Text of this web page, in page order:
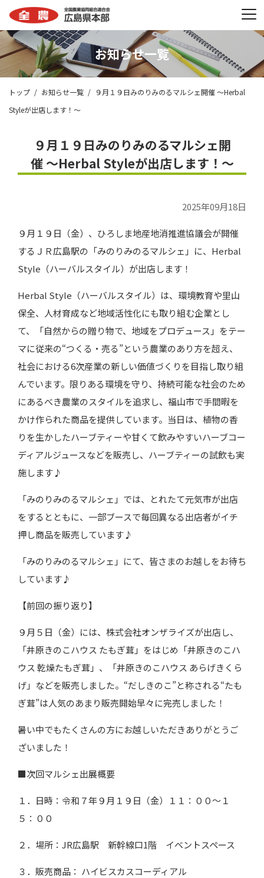
お知らせ一覧
トップ お知らせ一覧
９月１９日みのりみのるマルシェ開催 ～Herbal
Styleが出店します！～
９月１９日みのりみのるマルシェ開
催 ～Herbal Styleが出店します！～
2025年09月18日
９月１９日（金）、ひろしま地産地消推進協議会が開催
するＪＲ広島駅の「みのりみのるマルシェ」に、 Herbal
Style （ハーバルスタイル）が出店します！
Herbal Style（ハーバルスタイル）は、環境教育や里山
保全、人材育成など地域活性化にも取り組む企業とし
て、「自然からの贈り物で、地域をプロデュース」をテー
マに従来の“つくる・売る”という農業のあり方を超え、
社会における6次産業の新しい価値づくりを目指し取り組
んでいます。限りある環境を守り、持続可能な社会のため
にあるべき農業のスタイルを追求し、福山市で手間暇を
かけ作られた商品を提供しています。当日は、植物の香
りを生かしたハーブティーや甘くて飲みやすいハーブコー
ディアルジュースなどを販売し、ハーブティーの試飲も実
施します♪
「みのりみのるマルシェ」では、とれたて元気市が出店
をするとともに、一部ブースで毎回異なる出店者がイチ
押し商品を販売しています♪
「みのりみのるマルシェ」にて、皆さまのお越しをお待ち
しています♪
【前回の振り返り】
９月５日（金）には、株式会社オンザライズが出店し、
「井原きのこハウス たもぎ茸」をはじめ「井原きのこハ
ウス 乾燥たもぎ茸」、「井原きのこハウス あらげきくら
げ」などを販売しました。“だしきのこ”と称される“たも
ぎ茸”は人気のあまり販売開始早々に完売しました！
暑い中でもたくさんの方にお越しいただきありがとうご
ざいました！
■次回マルシェ出展概要
１．日時：令和７年９月１９日（金）１１：００～１
５：００
２．場所： JR広島駅 新幹線口1階 イベントスペース
３．販売商品： ハイビスカスコーディアル